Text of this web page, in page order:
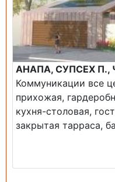
АНАПА, СУПСЕХ П.,
Коммуникации все
прихожая,
кухня-столовая,
закрытая тарраса,